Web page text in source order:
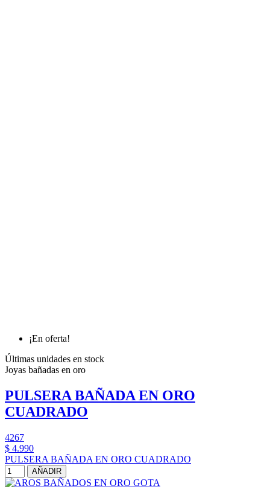
¡En oferta!
Últimas unidades en stock
Joyas bañadas en oro
PULSERA BAÑADA EN ORO
CUADRADO
4267
$ 4.990
PULSERA BAÑADA EN ORO CUADRADO
AÑADIR